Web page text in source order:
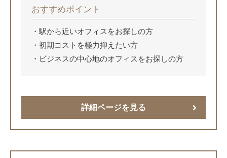
おすすめポイント
駅から近いオフィスをお探しの方
初期コストを極力抑えたい方
ビジネスの中心地のオフィスをお探しの方
詳細ページを見る